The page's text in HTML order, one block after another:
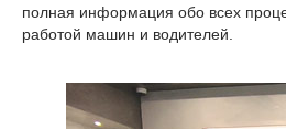
полная информация обо всех
работой машин и водителей.